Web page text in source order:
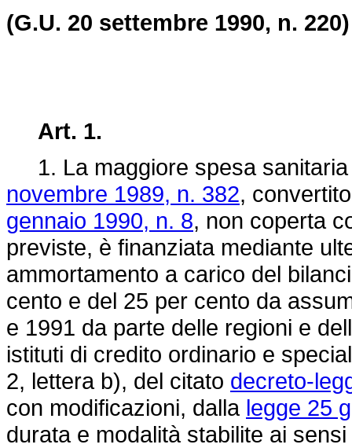
(G.U. 20 settembre 1990, n. 220)
Art. 1.
1. La maggiore spesa
novembre 1989, n. 382,
gennaio 1990, n. 8, non coperta
previste, è finanziata mediante
ammortamento a carico del
cento e del 25 per cento da
e 1991 da parte delle regioni e
istituti di credito ordinario e
2, lettera b), del citato decreto-
con modificazioni, dalla legge 25
durata e modalità stabilite ai